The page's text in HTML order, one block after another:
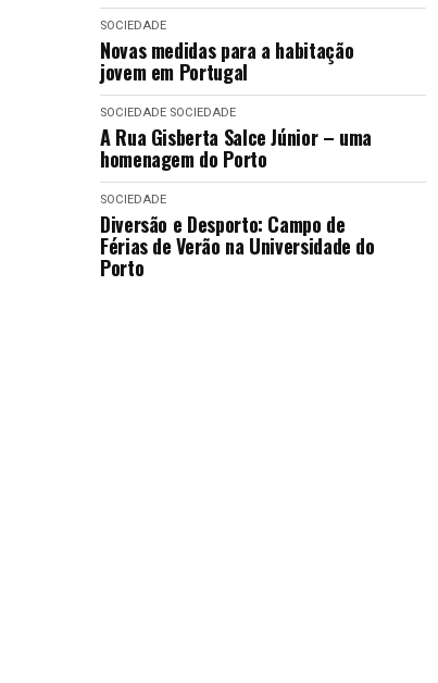
SOCIEDADE
Novas medidas para a habitação
jovem em Portugal
SOCIEDADE SOCIEDADE
A Rua Gisberta Salce Júnior – uma
homenagem do Porto
SOCIEDADE
Diversão e Desporto: Campo de
Férias de Verão na Universidade do
Porto